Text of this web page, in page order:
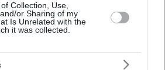
Collection, Use,
or Sharing of my
Is Unrelated with the
it was collected.